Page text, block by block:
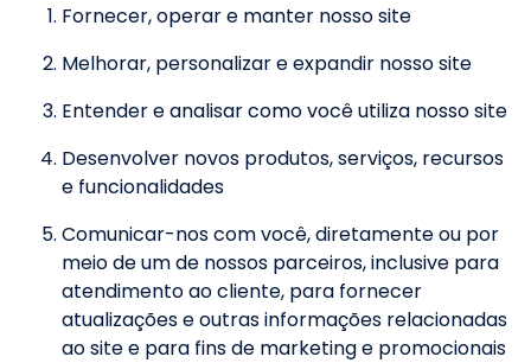
Fornecer, operar e manter nosso site
Melhorar, personalizar e expandir nosso site
Entender e analisar como você utiliza nosso site
Desenvolver novos produtos, serviços, recursos
e funcionalidades
Comunicar-nos com você, diretamente ou por
meio de um de nossos parceiros, inclusive para
atendimento ao cliente, para fornecer
atualizações e outras informações relacionadas
ao site e para fins de marketing e promocionais